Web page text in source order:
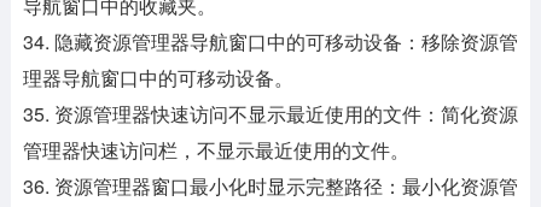
34. 隐藏资源管理器导航窗口中的可移动设备：移除资源管
理器导航窗口中的可移动设备。
35. 资源管理器快速访问不显示最近使用的文件：简化资源
管理器快速访问栏，不显示最近使用的文件。
36. 资源管理器窗口最小化时显示完整路径：最小化资源管